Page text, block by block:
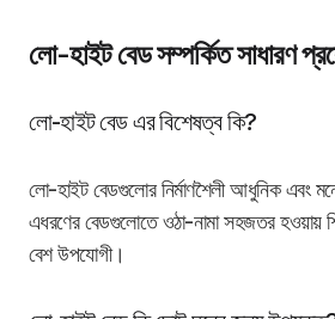
লো-হাইট বেড সম্পর্কিত সাধারণ
লো-হাইট বেড এর বিশেষত্ব কি?
লো-হাইট বেডগুলোর নির্মাণশৈলী আধুনিক এবং
এধরণের বেডগুলোতে ওঠা-নামা সহজতর হওয়ায়
বেশ উপযোগী।